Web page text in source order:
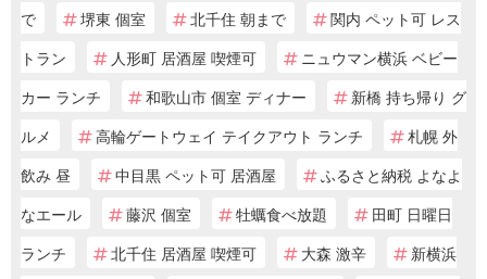
で
堺東 個室 北千住 朝まで
関内 ペット可 レス
トラン
人形町 居酒屋 喫煙可
ニュウマン横浜 ベビー
カー ランチ
和歌山市 個室 ディナー
新橋 持ち帰り グ
ルメ
高輪ゲートウェイ テイクアウト ランチ
札幌 外
飲み 昼
中目黒 ペット可 居酒屋
ふるさと納税 よなよ
なエール
藤沢 個室 牡蠣食べ放題
田町 日曜日
ランチ
北千住 居酒屋 喫煙可 大森 激辛
新横浜